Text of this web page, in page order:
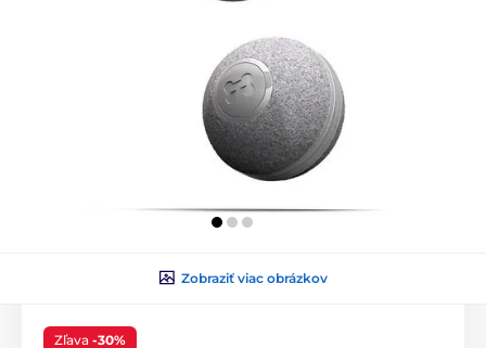
Zobraziť viac obrázkov
Zľava -30%